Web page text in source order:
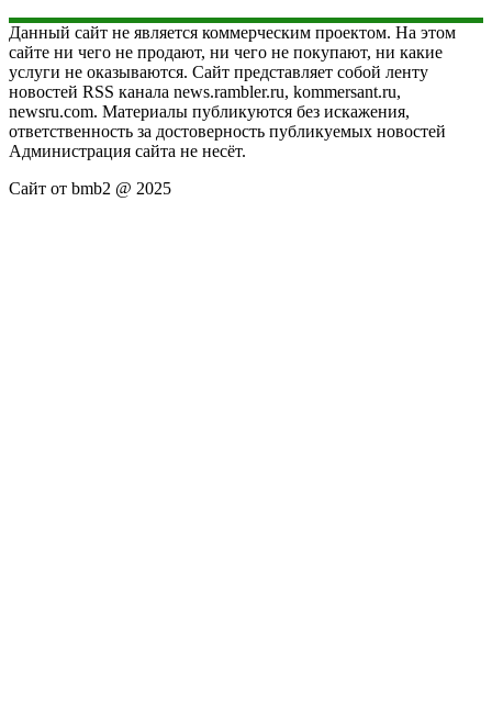
Данный сайт не является коммерческим проектом. На этом
сайте ни чего не продают, ни чего не покупают, ни какие
услуги не оказываются. Сайт представляет собой ленту
новостей RSS канала news.rambler.ru, kommersant.ru,
newsru.com. Материалы публикуются без искажения,
ответственность за достоверность публикуемых новостей
Администрация сайта не несёт.
Сайт от bmb2 @ 2025